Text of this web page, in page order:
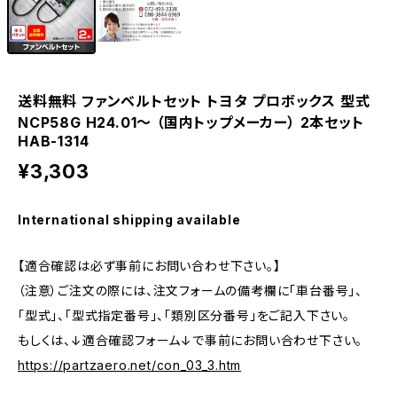
送料無料 ファンベルトセット トヨタ プロボックス 型式
NCP58G H24.01～ （国内トップメーカー） 2本セット
HAB-1314
¥3,303
International shipping available
【適合確認は必ず事前にお問い合わせ下さい。】
（注意）ご注文の際には、注文フォームの備考欄に「車台番号」、
「型式」、「型式指定番号」、「類別区分番号」をご記入下さい。
もしくは、↓適合確認フォーム↓で事前にお問い合わせ下さい。
https://partzaero.net/con_03_3.htm